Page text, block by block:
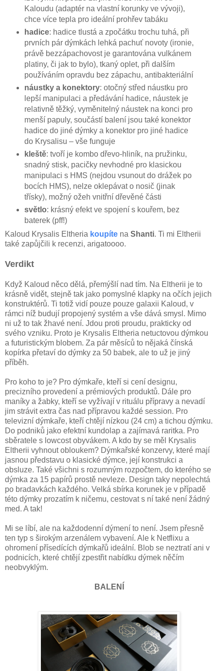
Kaloudu (adaptér na vlastní korunky ve vývoji),
chce více tepla pro ideální prohřev tabáku
hadice: hadice tlustá a zpočátku trochu tuhá, při
prvních pár dýmkách lehká pachuť novoty (ironie,
právě bezzápachovost je garantována vulkánem
platiny, či jak to bylo), tkaný oplet, při dalším
používáním opravdu bez zápachu, antibakteriální
náustky a konektory: otočný střed náustku pro
lepší manipulaci a předávání hadice, náustek je
relativně těžký, vyměnitelný náustek na konci pro
menší papuly, součástí balení jsou také konektor
hadice do jiné dýmky a konektor pro jiné hadice
do Krysalisu – vše funguje
kleště: tvoří je kombo dřevo-hliník, na pružinku,
snadný stisk, pacičky nevhodné pro klasickou
manipulaci s HMS (nejdou vsunout do drážek po
bocích HMS), nelze oklepávat o nosič (jinak
třísky), možný ožeh vnitřní dřevěné části
světlo: krásný efekt ve spojení s kouřem, bez
baterek (pff!)
Kaloud Krysalis Eltheria koupíte na Shanti. Ti mi Eltherii
také zapůjčili k recenzi, arigatoooo.
Verdikt
Když Kaloud něco dělá, přemýšlí nad tím. Na Eltherii je to
krásně vidět, stejně tak jako pomyslné klapky na očích jejich
konstruktérů. Ti totiž vidí pouze pouze galaxii Kaloud, v
rámci níž budují propojený systém a vše dává smysl. Mimo
ni už to tak žhavé není. Jdou proti proudu, prakticky od
svého vzniku. Proto je Krysalis Eltheria netuctovou dýmkou
a futuristickým blobem. Za pár měsíců to nějaká čínská
kopírka přetaví do dýmky za 50 babek, ale to už je jiný
příběh.
Pro koho to je? Pro dýmkaře, kteří si cení designu,
precizního provedení a prémiových produktů. Dále pro
maníky a žabky, kteří se vyžívají v rituálu přípravy a nevadí
jim strávit extra čas nad přípravou každé session. Pro
televizní dýmkaře, kteří chtějí nízkou (24 cm) a tichou dýmku.
Do podniků jako efektní kundolap a zajímavá raritka. Pro
sběratele s lowcost obyvákem. A kdo by se měl Krysalis
Eltherii vyhnout obloukem? Dýmkařské konzervy, které mají
jasnou představu o klasické dýmce, její konstrukci a
obsluze. Také všichni s rozumným rozpočtem, do kterého se
dýmka za 15 papírů prostě nevleze. Design taky nepolechtá
po bradavkách každého. Velká sbírka korunek je v případě
této dýmky prozatím k ničemu, cestovat s ní také není žádný
med. A tak!
Mi se líbí, ale na každodenní dýmení to není. Jsem přesně
ten typ s širokým arzenálem vybavení. Ale k Netflixu a
ohromení přísedících dýmkařů ideální. Blob se neztratí ani v
podnicích, které chtějí zpestřit nabídku dýmek něčím
neobvyklým.
BALENÍ